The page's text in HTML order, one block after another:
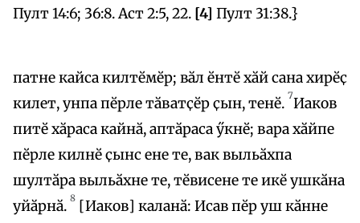
Пулт 14:6; 36:8. Аст 2:5, 22. [4] Пулт 31:38.}
патне кайса килтӗмӗр; вӑл ӗнтӗ хӑй сана хирӗҫ
килет, унпа пӗрле тӑватҫӗр ҫын, тенӗ. 7Иаков
питӗ хӑраса кайнӑ, аптӑраса ӳкнӗ; вара хӑйпе
пӗрле килнӗ ҫынс ене те, вак выльӑхпа
шултӑра выльӑхне те, тӗвисене те икӗ ушкӑна
уйӑрнӑ. 8 [Иаков] каланӑ: Исав пӗр уш кӑнне